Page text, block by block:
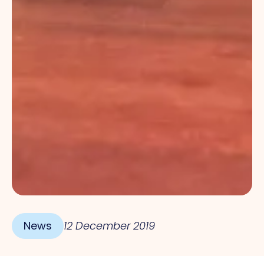
News 12 December 2019